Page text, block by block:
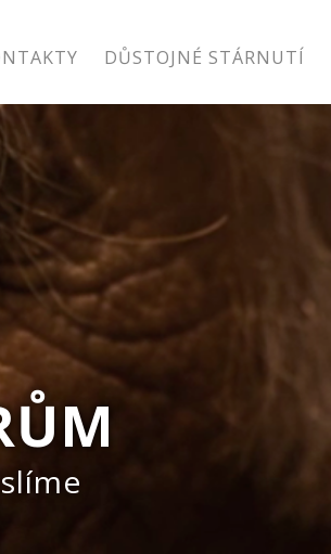
DŮSTOJNÉ STÁRNUTÍ